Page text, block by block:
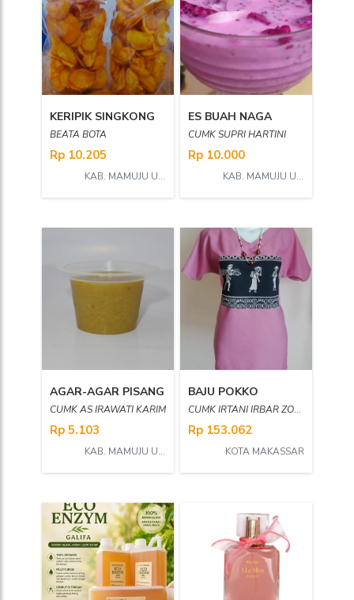
KERIPIK SINGKONG
BEATA BOTA
Rp 10.205
KAB. MAMUJU UTARA
ES BUAH NAGA
CUMK SUPRI HARTINI
Rp 10.000
KAB. MAMUJU UTARA
AGAR-AGAR PISANG
CUMK AS IRAWATI KARIM
Rp 5.103
KAB. MAMUJU UTARA
BAJU POKKO
CUMK IRTANI IRBAR ZOLENG, ST. MT
Rp 153.062
KOTA MAKASSAR